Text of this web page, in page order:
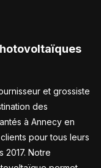
et grossiste
des
à Annecy en
pour tous leurs
2017. Notre